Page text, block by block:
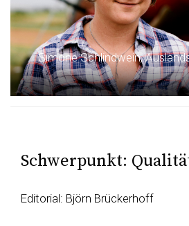
Simone Schlindwein,
Schwerpunkt:
Editorial: Björn Brückerhoff